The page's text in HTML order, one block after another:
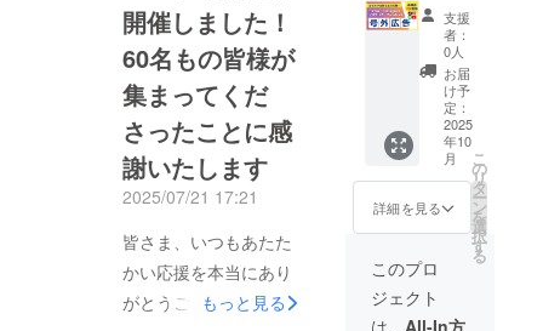
ありがとうございま
す！今、最も注目され
ている1冊と言っても
過言ではないか
も…！？お近くの書店
でぜひ手にとっていた
だけたら嬉しいです^^
これからも応援よろし
くお願いいたします！
開催しました！
60名もの皆様が
集まってくだ
さったことに感
謝いたします
2025/07/21 17:21
皆さま、いつもあたた
かい応援を本当にあり
がとうございます。本
もっと見る
です。
少人数
制のた
め、ピ
ンとき
た方は
ぜひお
早めに
どう
値ある
話を届
けたい
・SNS
発信の
重要性
を多く
の人に
伝えた
い ・仲
間や参
踏み出
気」を
届けた
側で実
施 ・必
要に応
じて、
とっ
しーか
らの告
知協力
も検討
可（要
相談）
おすす
め ・自
分の主
催イベ
合わ
せ・確
認の上
で実施
します
● こん
な方に
おすす
め ・
SNSで
知名度
や影響
力を高
めたい
・新
サービ
スやイ
内容 ・
あなた
のサー
ビスや
イベン
ト、活
動紹介
を中心
に構成
・とっ
しー本
人出
演、ま
たはナ
レー
ション
／編集
発信す
ること
で、人
生が変
わりま
した。
このリ
ターン
では、
あなた
の伝え
たいこ
と
を“形”
にする
ショー
ト動画
て、全
力で応
援しま
す！ こ
のリ
ターン
では、
TikTok
（フォ
ロワー
45万
人）
Instagr
am（フ
ォロ
ワー10
万人）
「一人
では限
界を感
じてい
る」 そ
んなあ
なたの
ため
に、
とっ
しーが
本気で
サポー
トす
る“実践
特化
型”の
am・
LINE・
Facebo
ok 号外
広告
（各2回
ずつ配
信）】
＼ 総
フォロ
ワー70
万超！
とっ
しーが
あなた
の情報
を計8回
支援
者：
0人
お届
け予
定：
2025
年10
月
詳細を見る
こ
の
リ
タ
ー
ン
を
選
択
す
る
このプロ
ジェクト